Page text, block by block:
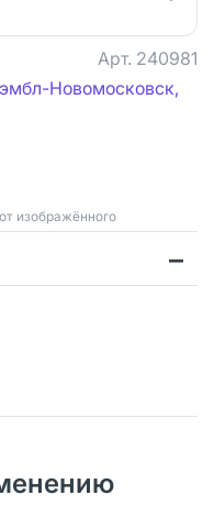
Арт. 240981
Новомосковск,
изображённого